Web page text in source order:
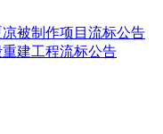
被制作项目流标公告
建工程流标公告